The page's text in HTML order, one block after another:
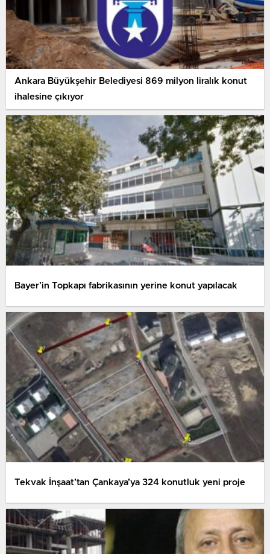
Ankara Büyükşehir Belediyesi 869 milyon liralık konut
ihalesine çıkıyor
Bayer’in Topkapı fabrikasının yerine konut yapılacak
Tekvak İnşaat’tan Çankaya’ya 324 konutluk yeni proje